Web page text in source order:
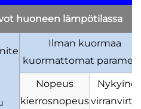
huoneen lämpötilassa
Ilman kuormaa
kuormattomat
Nopeus
kierrosnopeus